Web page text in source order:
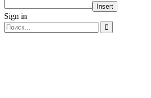
Insert
Sign in